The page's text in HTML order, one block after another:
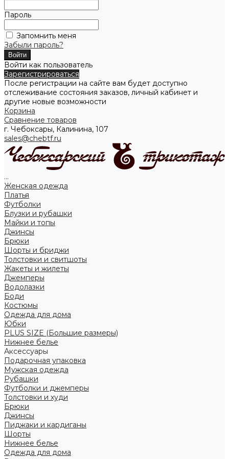
Пароль
Запомнить меня
Забыли пароль?
Войти как пользователь
Зарегистрироваться
После регистрации на сайте вам будет доступно
отслеживание состояния заказов, личный кабинет и
другие новые возможности
Корзина
Сравнение товаров
г. Чебоксары, Калинина, 107
sales@chebtf.ru
...
Женская одежда
Платья
Футболки
Блузки и рубашки
Майки и топы
Джинсы
Брюки
Шорты и бриджи
Толстовки и свитшоты
Жакеты и жилеты
Джемперы
Водолазки
Боди
Костюмы
Одежда для дома
Юбки
PLUS SIZE (Большие размеры)
Нижнее белье
Аксессуары
Подарочная упаковка
Мужская одежда
Рубашки
Футболки и джемперы
Толстовки и худи
Брюки
Джинсы
Пиджаки и кардиганы
Шорты
Нижнее белье
Одежда для дома